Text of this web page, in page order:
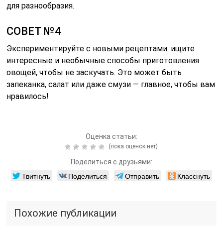
для разнообразия.
СОВЕТ №4
Экспериментируйте с новыми рецептами: ищите
интересные и необычные способы приготовления
овощей, чтобы не заскучать. Это может быть
запеканка, салат или даже смузи — главное, чтобы вам
нравилось!
Оценка статьи:
(пока оценок нет)
Поделиться с друзьями:
Твитнуть Поделиться Отправить Класснуть
Похожие публикации